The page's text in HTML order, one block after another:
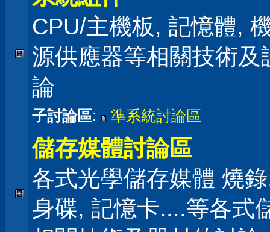
CPU/主機板, 記憶體,
源供應器等相關技術及
論
子討論區: 準系統討論區
儲存媒體討論區
各式光學儲存媒體 燒
身碟, 記憶卡....等各式